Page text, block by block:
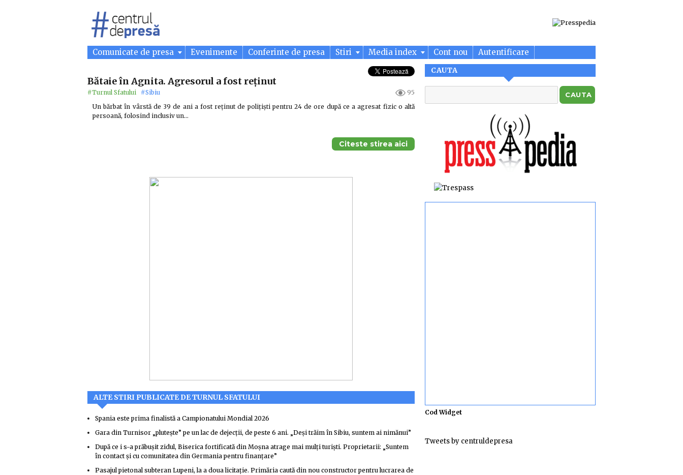
Comunicate de presa Evenimente Conferinte de presa Stiri Media index Cont nou Autentificare
Bătaie în Agnita. Agresorul a fost reținut
#Turnul Sfatului #Sibiu
95
Un bărbat în vârstă de 39 de ani a fost reținut de polițiști pentru 24 de ore după ce a agresat fizic o altă
persoană, folosind inclusiv un…
Citeste stirea aici
ALTE STIRI PUBLICATE DE TURNUL SFATULUI
Spania este prima finalistă a Campionatului Mondial 2026
Gara din Turnisor „plutește” pe un lac de dejecții, de peste 6 ani. „Deși trăim în Sibiu, suntem ai nimănui”
După ce i s-a prăbușit zidul, Biserica fortificată din Moșna atrage mai mulți turiști. Proprietarii: „Suntem
în contact și cu comunitatea din Germania pentru finanțare”
Pasajul pietonal subteran Lupeni, la a doua licitație. Primăria caută din nou constructor pentru lucrarea de
CAUTA
Cod Widget
Tweets by centruldepresa